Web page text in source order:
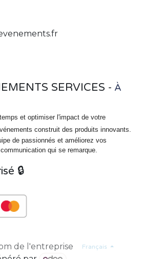
SERVICES - À
et optimiser l'impact de votre
construit des produits innovants.
de passionnés et améliorez vos
qui se remarque.
🔒
de l'entreprise Français